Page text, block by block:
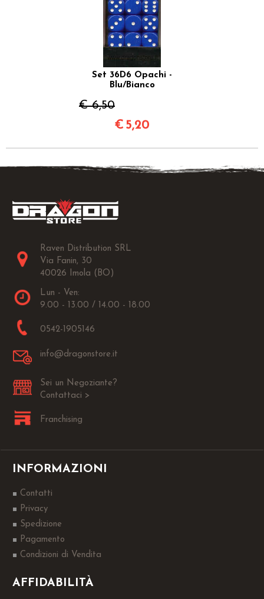
Set 36D6 Opachi -
Blu/Bianco
€ 6,50
€ 5,20
Raven Distribution SRL
Via Fanin, 30
40026 Imola (BO)
Lun - Ven:
9.00 - 13.00 / 14.00 - 18.00
0542-1905146
info@dragonstore.it
Sei un Negoziante?
Contattaci >
Franchising
INFORMAZIONI
Contatti
Privacy
Spedizione
Pagamento
Condizioni di Vendita
AFFIDABILITÀ